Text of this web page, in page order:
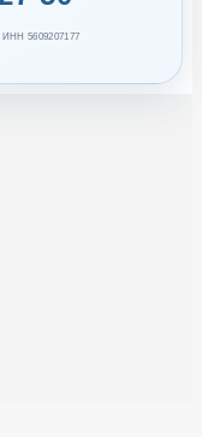
ИНН 5609207177